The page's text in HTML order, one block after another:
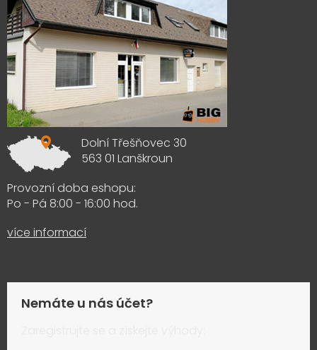
Dolní Třešňovec 30
563 01 Lanškroun
Provozní doba eshopu:
Po - Pá 8:00 - 16:00 hod.
více informací
Nemáte u nás účet?